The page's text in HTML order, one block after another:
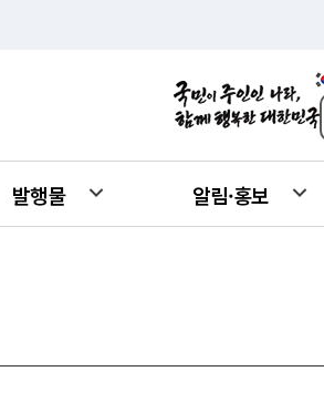
발행물 알림·홍보